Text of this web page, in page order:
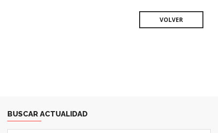
VOLVER
BUSCAR ACTUALIDAD